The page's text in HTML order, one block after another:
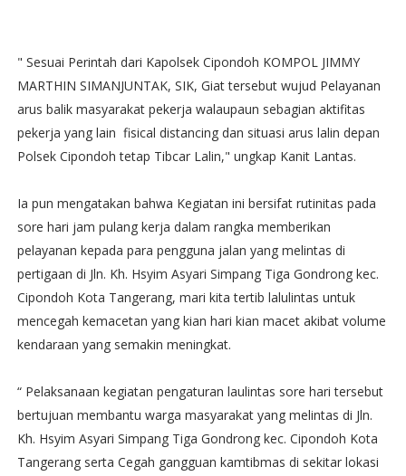
" Sesuai Perintah dari Kapolsek Cipondoh KOMPOL JIMMY
MARTHIN SIMANJUNTAK, SIK, Giat tersebut wujud Pelayanan
arus balik masyarakat pekerja walaupaun sebagian aktifitas
pekerja yang lain fisical distancing dan situasi arus lalin depan
Polsek Cipondoh tetap Tibcar Lalin," ungkap Kanit Lantas.
Ia pun mengatakan bahwa Kegiatan ini bersifat rutinitas pada
sore hari jam pulang kerja dalam rangka memberikan
pelayanan kepada para pengguna jalan yang melintas di
pertigaan di Jln. Kh. Hsyim Asyari Simpang Tiga Gondrong kec.
Cipondoh Kota Tangerang, mari kita tertib lalulintas untuk
mencegah kemacetan yang kian hari kian macet akibat volume
kendaraan yang semakin meningkat.
“ Pelaksanaan kegiatan pengaturan laulintas sore hari tersebut
bertujuan membantu warga masyarakat yang melintas di Jln.
Kh. Hsyim Asyari Simpang Tiga Gondrong kec. Cipondoh Kota
Tangerang serta Cegah gangguan kamtibmas di sekitar lokasi